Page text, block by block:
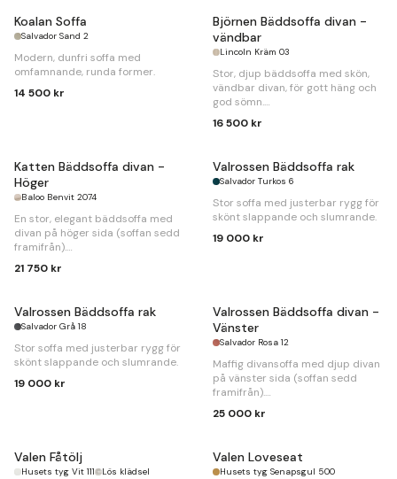
Koalan Soffa
Salvador Sand 2
Modern, dunfri soffa med
omfamnande, runda former.
14 500 kr
Björnen Bäddsoffa divan -
vändbar
Lincoln Kräm 03
Stor, djup bäddsoffa med skön,
vändbar divan, för gott häng och
god sömn.
B280 xD
16 500 kr
Katten Bäddsoffa divan -
Höger
Baloo Benvit 2074
En stor, elegant bäddsoffa med
divan på höger sida (soffan sedd
framifrån).
B274 xD
21 750 kr
Valrossen Bäddsoffa rak
Salvador Turkos 6
Stor soffa med justerbar rygg för
skönt slappande och slumrande.
19 000 kr
Valrossen Bäddsoffa rak
Salvador Grå 18
Stor soffa med justerbar rygg för
skönt slappande och slumrande.
19 000 kr
Valrossen Bäddsoffa divan -
Vänster
Salvador Rosa 12
Maffig divansoffa med djup divan
på vänster sida (soffan sedd
framifrån).
B290 x D110/195 x
25 000 kr
Valen Fåtölj
Husets tyg Vit 111 Lös klädsel
Valen Loveseat
Husets tyg Senapsgul 500